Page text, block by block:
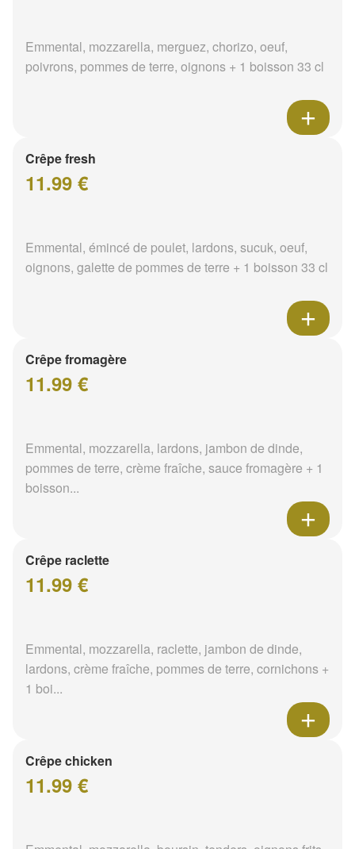
Emmental, mozzarella, merguez, chorizo, oeuf,
poivrons, pommes de terre, oignons + 1 boisson 33 cl
Crêpe fresh
11.99 €
Emmental, émincé de poulet, lardons, sucuk, oeuf,
oignons, galette de pommes de terre + 1 boisson 33 cl
Crêpe fromagère
11.99 €
Emmental, mozzarella, lardons, jambon de dinde,
pommes de terre, crème fraîche, sauce fromagère + 1
boisson...
Crêpe raclette
11.99 €
Emmental, mozzarella, raclette, jambon de dinde,
lardons, crème fraîche, pommes de terre, cornichons +
1 boi...
Crêpe chicken
11.99 €